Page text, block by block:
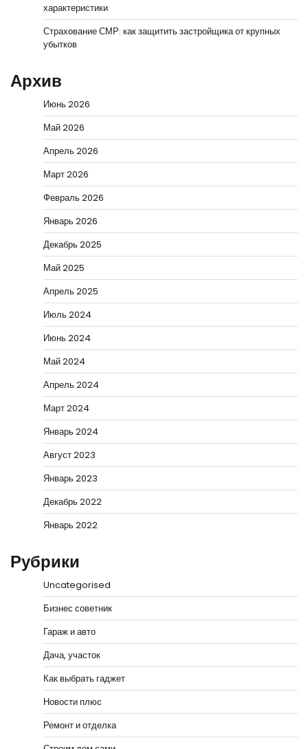
характеристики
Страхование СМР: как защитить застройщика от крупных
убытков
Архив
Июнь 2026
Май 2026
Апрель 2026
Март 2026
Февраль 2026
Январь 2026
Декабрь 2025
Май 2025
Апрель 2025
Июль 2024
Июнь 2024
Май 2024
Апрель 2024
Март 2024
Январь 2024
Август 2023
Январь 2023
Декабрь 2022
Январь 2022
Рубрики
Uncategorised
Бизнес советник
Гараж и авто
Дача, участок
Как выбрать гаджет
Новости плюс
Ремонт и отделка